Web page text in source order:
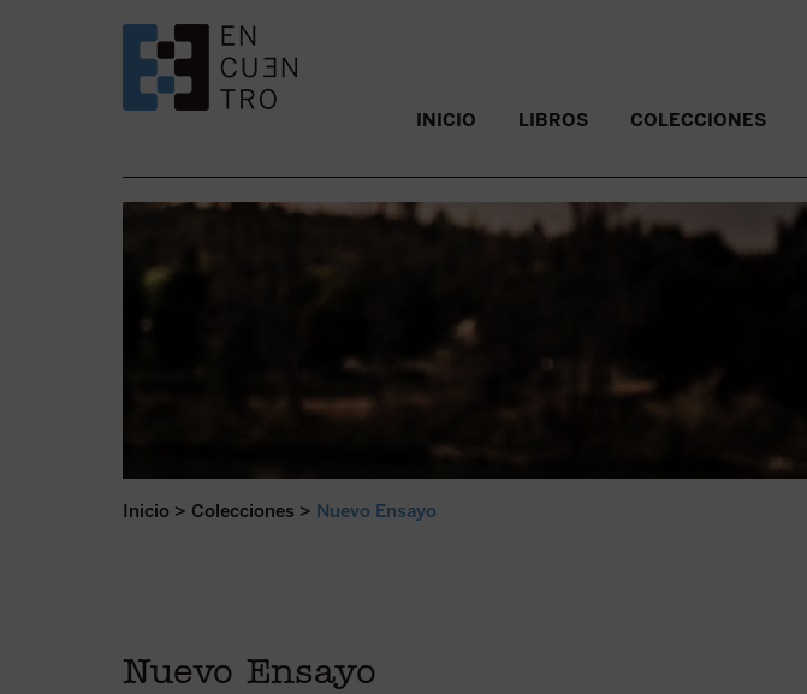
SALTAR AL CONTENIDO. INICIO LIBROS COLECCIONES
Inicio > Colecciones > Nuevo Ensayo
Nuevo Ensayo